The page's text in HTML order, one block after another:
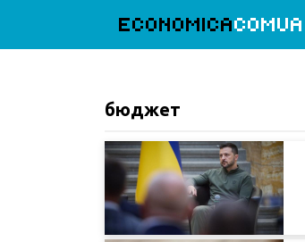
ECONOMICACOMUA
бюджет